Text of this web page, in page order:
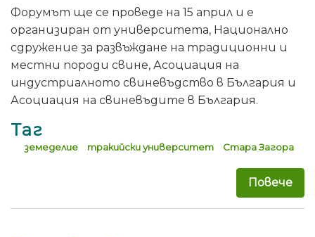
Форумът ще се проведе на 15 април и е
организиран от университета, Национално
сдружение за развъждане на традиционни и
местни породи свине, Асоциация на
индустриалното свиневъдство в България и
Асоциация на свиневъдите в България.
Таг
земеделие тракийски университет Стара Загора
Повече